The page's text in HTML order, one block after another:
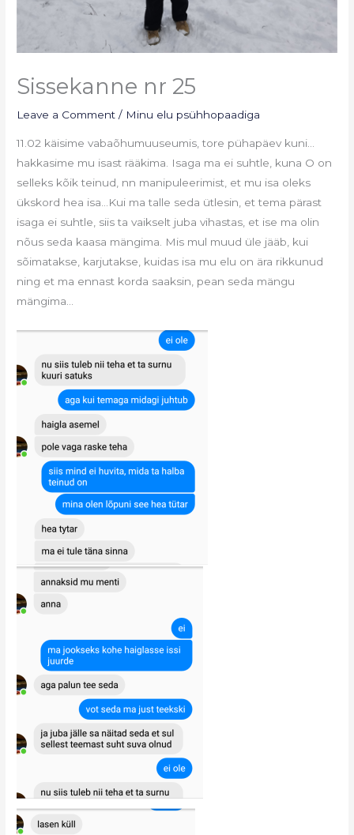
Sissekanne nr 25
Leave a Comment / Minu elu psühhopaadiga
11.02 käisime vabaõhumuuseumis, tore pühapäev kuni…
hakkasime mu isast rääkima. Isaga ma ei suhtle, kuna O on
selleks kõik teinud, nn manipuleerimist, et mu isa oleks
ükskord hea isa…Kui ma talle seda ütlesin, et tema pärast
isaga ei suhtle, siis ta vaikselt juba vihastas, et ise ma olin
nõus seda kaasa mängima. Mis mul muud üle jääb, kui
sõimatakse, karjutakse, kuidas isa mu elu on ära rikkunud
ning et ma ennast korda saaksin, pean seda mängu
mängima…